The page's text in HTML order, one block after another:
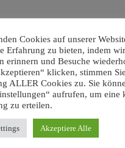
Cookies auf unserer
Erfahrung zu bieten, indem
erinnern und Besuche
klicken, stimmen
ALLER Cookies zu. Sie
aufrufen, um eine
zu erteilen.
Akzeptiere Alle